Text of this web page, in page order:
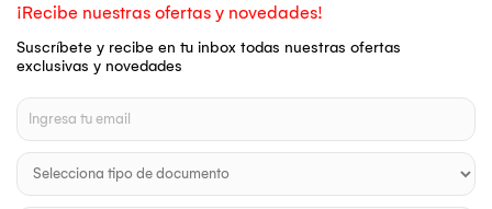
¡Recibe nuestras ofertas y novedades!
Suscríbete y recibe en tu inbox todas nuestras ofertas
exclusivas y novedades